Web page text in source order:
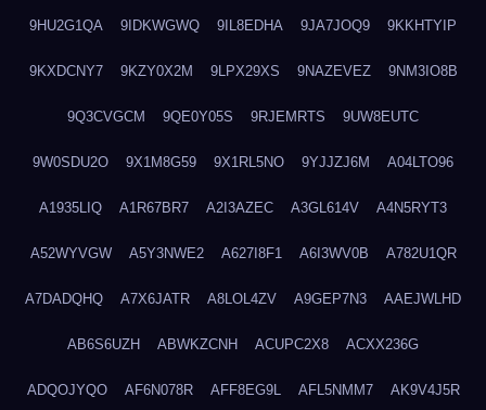
9HU2G1QA 9IDKWGWQ 9IL8EDHA 9JA7JOQ9 9KKHTYIP
9KXDCNY7 9KZY0X2M 9LPX29XS 9NAZEVEZ 9NM3IO8B
9Q3CVGCM 9QE0Y05S 9RJEMRTS 9UW8EUTC
9W0SDU2O 9X1M8G59 9X1RL5NO 9YJJZJ6M A04LTO96
A1935LIQ A1R67BR7 A2I3AZEC A3GL614V A4N5RYT3
A52WYVGW A5Y3NWE2 A627I8F1 A6I3WV0B A782U1QR
A7DADQHQ A7X6JATR A8LOL4ZV A9GEP7N3 AAEJWLHD
AB6S6UZH ABWKZCNH ACUPC2X8 ACXX236G
ADQOJYQO AF6N078R AFF8EG9L AFL5NMM7 AK9V4J5R